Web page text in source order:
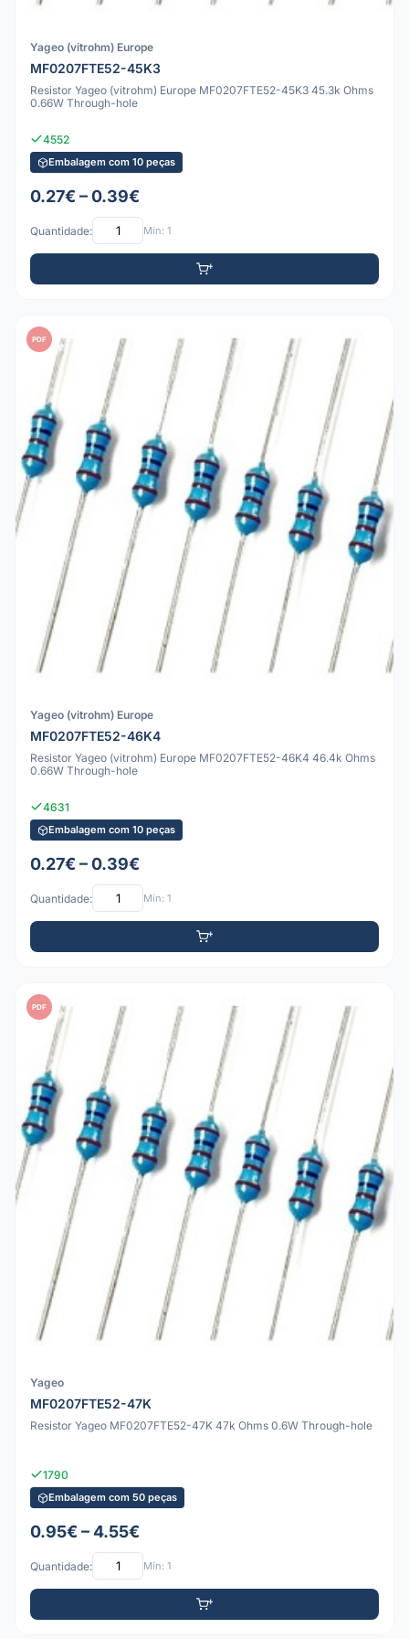
Yageo (vitrohm) Europe
MF0207FTE52-45K3
Resistor Yageo (vitrohm) Europe MF0207FTE52-45K3 45.3k Ohms
0.66W Through-hole
4552
Embalagem com 10 peças
0.27€ – 0.39€
Quantidade: Mín: 1
PDF
Yageo (vitrohm) Europe
MF0207FTE52-46K4
Resistor Yageo (vitrohm) Europe MF0207FTE52-46K4 46.4k Ohms
0.66W Through-hole
4631
Embalagem com 10 peças
0.27€ – 0.39€
Quantidade: Mín: 1
PDF
Yageo
MF0207FTE52-47K
Resistor Yageo MF0207FTE52-47K 47k Ohms 0.6W Through-hole
1790
Embalagem com 50 peças
0.95€ – 4.55€
Quantidade: Mín: 1